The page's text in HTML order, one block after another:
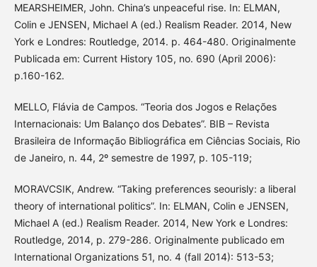
MEARSHEIMER, John. China’s unpeaceful rise. In: ELMAN,
Colin e JENSEN, Michael A (ed.) Realism Reader. 2014, New
York e Londres: Routledge, 2014. p. 464-480. Originalmente
Publicada em: Current History 105, no. 690 (April 2006):
p.160-162.
MELLO, Flávia de Campos. “Teoria dos Jogos e Relações
Internacionais: Um Balanço dos Debates”. BIB – Revista
Brasileira de Informação Bibliográfica em Ciências Sociais, Rio
de Janeiro, n. 44, 2º semestre de 1997, p. 105-119;
MORAVCSIK, Andrew. “Taking preferences seourisly: a liberal
theory of international politics”. In: ELMAN, Colin e JENSEN,
Michael A (ed.) Realism Reader. 2014, New York e Londres:
Routledge, 2014, p. 279-286. Originalmente publicado em
International Organizations 51, no. 4 (fall 2014): 513-53;